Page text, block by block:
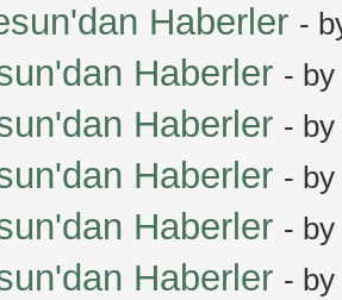
Haberler -
Haberler - by
Haberler - by
Haberler - by
Haberler - by
Haberler - by